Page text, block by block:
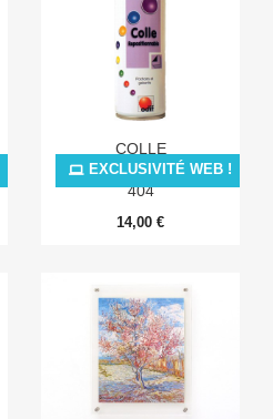
COLLE
REPOSITIONNABLE
404
14,00 €
EXCLUSIVITÉ WEB !